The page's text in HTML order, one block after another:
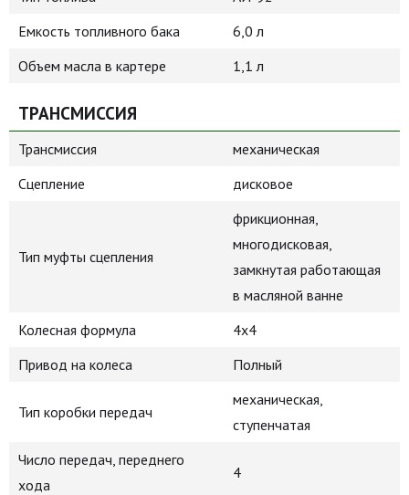
Емкость топливного бака
6,0 л
Объем масла в картере
1,1 л
ТРАНСМИССИЯ
Трансмиссия
механическая
Сцепление
дисковое
Тип муфты сцепления
фрикционная,
многодисковая,
замкнутая работающая
в масляной ванне
Колесная формула
4х4
Привод на колеса
Полный
Тип коробки передач
механическая,
ступенчатая
Число передач, переднего
хода
4